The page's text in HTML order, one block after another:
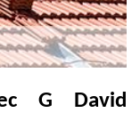
G David